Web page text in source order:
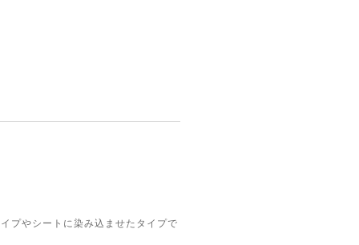
プやシートに染み込ませたタイプで